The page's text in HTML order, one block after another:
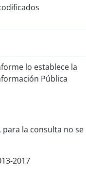
lo establece la
Pública
la consulta no se
2017